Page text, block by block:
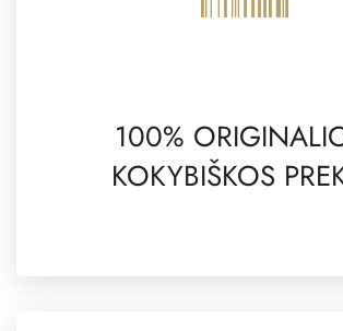
100%
KOKYBIŠKOS